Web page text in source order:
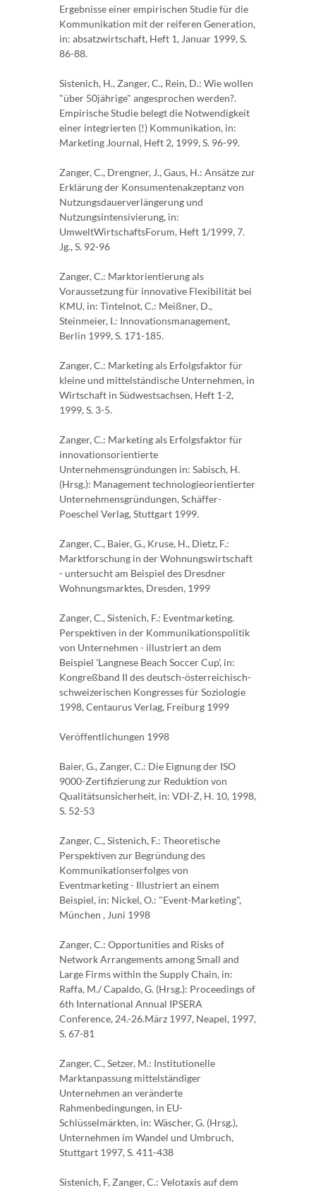
Ergebnisse einer empirischen Studie für die
Kommunikation mit der reiferen Generation,
in: absatzwirtschaft, Heft 1, Januar 1999, S.
86-88.
Sistenich, H., Zanger, C., Rein, D.: Wie wollen
"über 50jährige" angesprochen werden?.
Empirische Studie belegt die Notwendigkeit
einer integrierten (!) Kommunikation, in:
Marketing Journal, Heft 2, 1999, S. 96-99.
Zanger, C., Drengner, J., Gaus, H.: Ansätze zur
Erklärung der Konsumentenakzeptanz von
Nutzungsdauerverlängerung und
Nutzungsintensivierung, in:
UmweltWirtschaftsForum, Heft 1/1999, 7.
Jg., S. 92-96
Zanger, C.: Marktorientierung als
Voraussetzung für innovative Flexibilität bei
KMU, in: Tintelnot, C.: Meißner, D.,
Steinmeier, I.: Innovationsmanagement,
Berlin 1999, S. 171-185.
Zanger, C.: Marketing als Erfolgsfaktor für
kleine und mittelständische Unternehmen, in
Wirtschaft in Südwestsachsen, Heft 1-2,
1999, S. 3-5.
Zanger, C.: Marketing als Erfolgsfaktor für
innovationsorientierte
Unternehmensgründungen in: Sabisch, H.
(Hrsg.): Management technologieorientierter
Unternehmensgründungen, Schäffer-
Poeschel Verlag, Stuttgart 1999.
Zanger, C., Baier, G., Kruse, H., Dietz, F.:
Marktforschung in der Wohnungswirtschaft
- untersucht am Beispiel des Dresdner
Wohnungsmarktes, Dresden, 1999
Zanger, C., Sistenich, F.: Eventmarketing.
Perspektiven in der Kommunikationspolitik
von Unternehmen - illustriert an dem
Beispiel 'Langnese Beach Soccer Cup', in:
Kongreßband II des deutsch-österreichisch-
schweizerischen Kongresses für Soziologie
1998, Centaurus Verlag, Freiburg 1999
Veröffentlichungen 1998
Baier, G., Zanger, C.: Die Eignung der ISO
9000-Zertifizierung zur Reduktion von
Qualitätsunsicherheit, in: VDI-Z, H. 10, 1998,
S. 52-53
Zanger, C., Sistenich, F.: Theoretische
Perspektiven zur Begründung des
Kommunikationserfolges von
Eventmarketing - Illustriert an einem
Beispiel, in: Nickel, O.: "Event-Marketing",
München , Juni 1998
Zanger, C.: Opportunities and Risks of
Network Arrangements among Small and
Large Firms within the Supply Chain, in:
Raffa, M./ Capaldo, G. (Hrsg.): Proceedings of
6th International Annual IPSERA
Conference, 24.-26.März 1997, Neapel, 1997,
S. 67-81
Zanger, C., Setzer, M.: Institutionelle
Marktanpassung mittelständiger
Unternehmen an veränderte
Rahmenbedingungen, in EU-
Schlüsselmärkten, in: Wäscher, G. (Hrsg.),
Unternehmen im Wandel und Umbruch,
Stuttgart 1997, S. 411-438
Sistenich, F, Zanger, C.: Velotaxis auf dem